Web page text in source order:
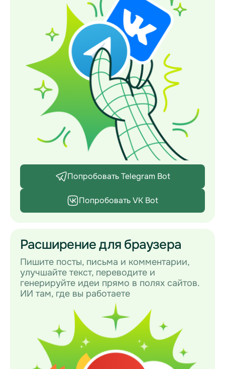
Попробовать Telegram Bot
Попробовать VK Bot
Расширение для браузера
Пишите посты, письма и комментарии,
улучшайте текст, переводите и
генерируйте идеи прямо в полях сайтов.
ИИ там, где вы работаете